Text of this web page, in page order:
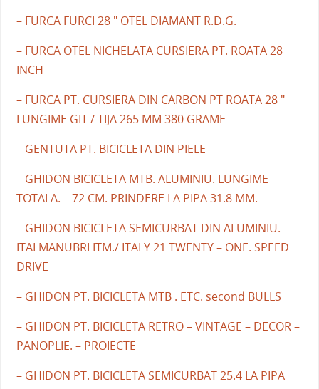
– FURCA FURCI 28 " OTEL DIAMANT R.D.G.
– FURCA OTEL NICHELATA CURSIERA PT. ROATA 28
INCH
– FURCA PT. CURSIERA DIN CARBON PT ROATA 28 "
LUNGIME GIT / TIJA 265 MM 380 GRAME
– GENTUTA PT. BICICLETA DIN PIELE
– GHIDON BICICLETA MTB. ALUMINIU. LUNGIME
TOTALA. – 72 CM. PRINDERE LA PIPA 31.8 MM.
– GHIDON BICICLETA SEMICURBAT DIN ALUMINIU.
ITALMANUBRI ITM./ ITALY 21 TWENTY – ONE. SPEED
DRIVE
– GHIDON PT. BICICLETA MTB . ETC. second BULLS
– GHIDON PT. BICICLETA RETRO – VINTAGE – DECOR –
PANOPLIE. – PROIECTE
– GHIDON PT. BICICLETA SEMICURBAT 25.4 LA PIPA